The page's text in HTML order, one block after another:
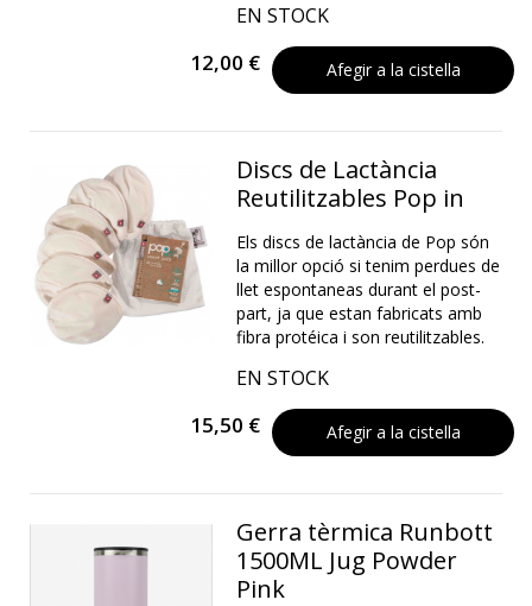
EN STOCK
12,00 € Afegir a la cistella
Discs de Lactància
Reutilitzables Pop in
Els discs de lactància de Pop són
la millor opció si tenim perdues de
llet espontaneas durant el post-
part, ja que estan fabricats amb
fibra protéica i son reutilitzables.
EN STOCK
15,50 € Afegir a la cistella
Gerra tèrmica Runbott
1500ML Jug Powder
Pink